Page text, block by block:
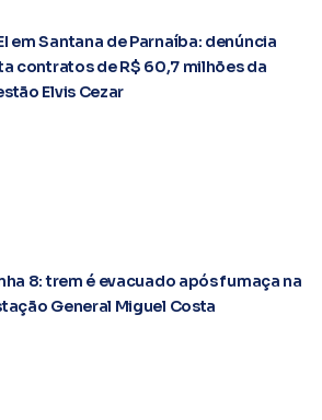
em Santana de Parnaíba: denúncia
contratos de R$ 60,7 milhões da
Elvis Cezar
8: trem é evacuado após fumaça na
General Miguel Costa